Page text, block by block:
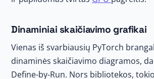
Dinaminiai skaičiavimo grafikai
Vienas iš svarbiausių PyTorch
dinaminės skaičiavimo diagramos,
Define-by-Run. Nors bibliotekos,